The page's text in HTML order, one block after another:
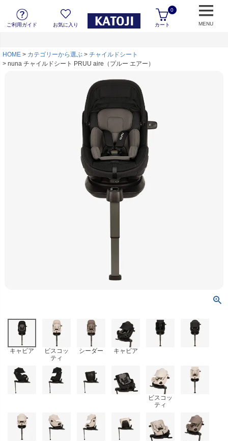
ご利用ガイド お気に入り カート
0
MENU
HOME カテゴリーから選ぶ
チャイルドシート
nuna チャイルドシート PRUU aire（プルー エアー）
キャビア
ビスコッ
ティ
シーダー キャビア
ビスコッ
ティ